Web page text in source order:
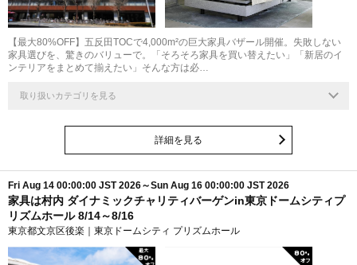
【最大80%OFF】五反田TOCで4,000m²の巨大家具バザール開催。失敗しない
家具選びを、驚きのバリューで。「そろそろ家具を買い替えたい」「新居のイ
ンテリアをまとめて揃えたい」そんな方は必…
取り扱いカテゴリを見る
詳細を見る
Fri Aug 14 00:00:00 JST 2026～Sun Aug 16 00:00:00 JST 2026
家具は村内 ダイナミックチャリティバーゲンin東京ドームシティプ
リズムホール 8/14～8/16
東京都文京区後楽｜東京ドームシティ プリズムホール
最大
80%
80%